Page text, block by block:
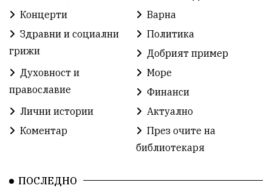
Ден на народните будители Изложба
Детски градини Богоявление
Разрушеното бомбоубежище
Избори 2026 Дарения
Концерт
едрогабаритни отпадъци
Концерти
Варна
Здравни и социални
грижи
Политика
Добрият пример
Духовност и
православие
Море
Финанси
Лични истории
Актуално
Коментар
През очите на
библиотекаря
ПОСЛЕДНО